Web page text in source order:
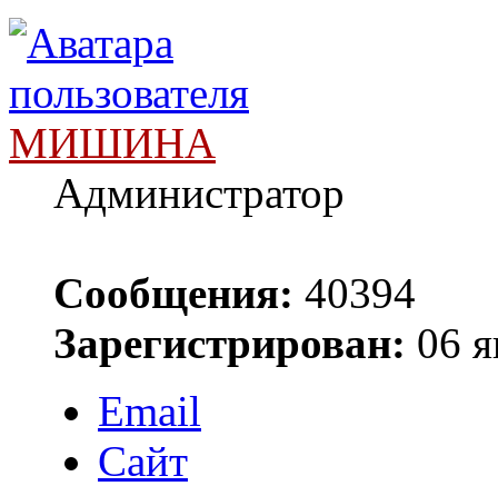
МИШИНА
Администратор
Сообщения: 40394
Зарегистрирован: 06
Email
Сайт